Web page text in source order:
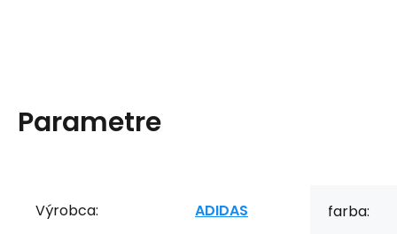
Parametre
Výrobca: ADIDAS farba: